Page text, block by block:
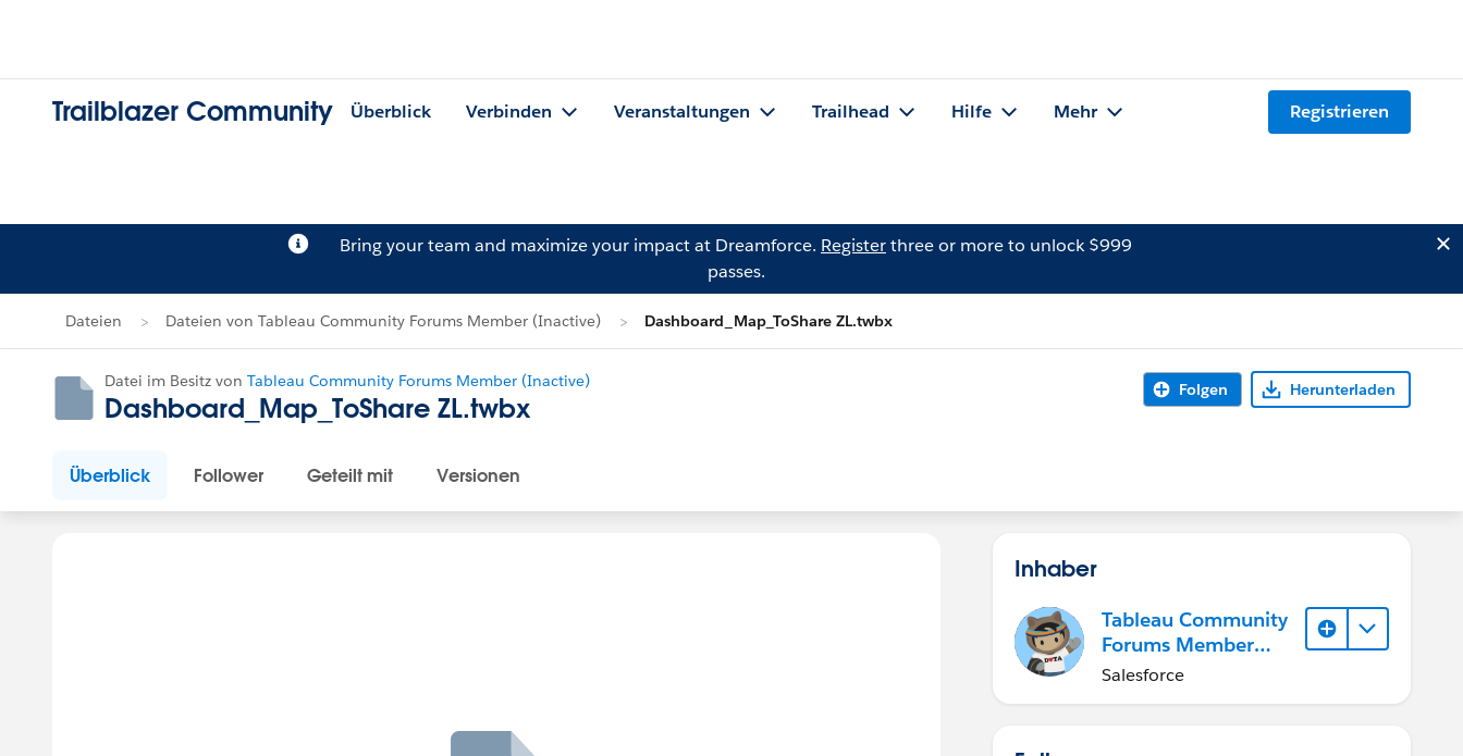
Trailblazer Community Überblick Verbinden Veranstaltungen Trailhead Hilfe Mehr Registrieren
Bring your team and maximize your impact at Dreamforce. Registerthree or more to unlock $999
passes.
Dateien Dateien von Tableau Community Forums Member (Inactive) Dashboard_Map_ToShare ZL.twbx
Datei im Besitz von Tableau Community Forums Member (Inactive)
Dashboard_Map_ToShare ZL.twbx
Folgen Herunterladen
Überblick Follower Geteilt mit Versionen
Inhaber
Tableau Community
Forums Member
(Inactive)
Salesforce